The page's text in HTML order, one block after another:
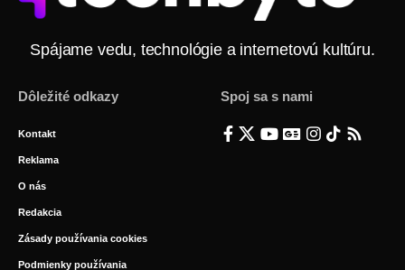
Spájame vedu, technológie a internetovú kultúru.
Dôležité odkazy
Kontakt
Reklama
O nás
Redakcia
Zásady používania cookies
Podmienky používania
Spoj sa s nami